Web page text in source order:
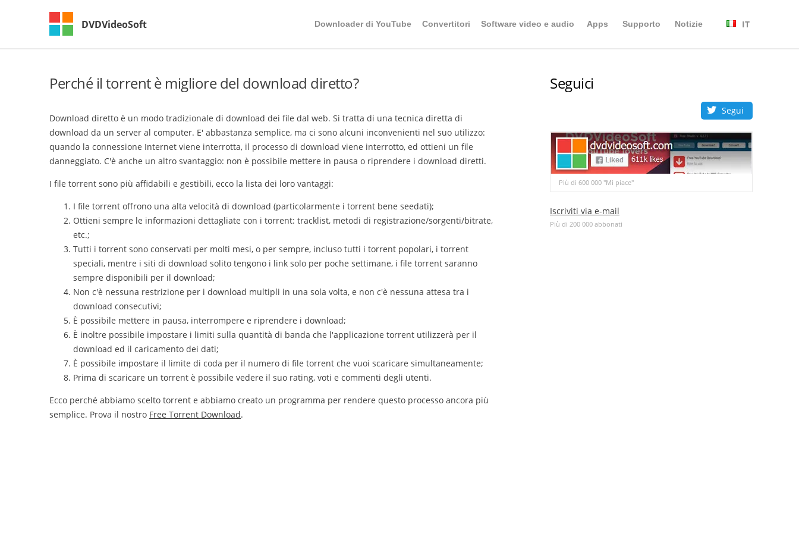
DVDVideoSoft Downloader di YouTube Convertitori Software video e audio Apps Supporto Notizie IT
Perché il torrent è migliore del download diretto?
Download diretto è un modo tradizionale di download dei file dal web. Si tratta di una tecnica diretta di
download da un server al computer. E' abbastanza semplice, ma ci sono alcuni inconvenienti nel suo utilizzo:
quando la connessione Internet viene interrotta, il processo di download viene interrotto, ed ottieni un file
danneggiato. C'è anche un altro svantaggio: non è possibile mettere in pausa o riprendere i download diretti.
I file torrent sono più affidabili e gestibili, ecco la lista dei loro vantaggi:
I file torrent offrono una alta velocità di download (particolarmente i torrent bene seedati);
Ottieni sempre le informazioni dettagliate con i torrent: tracklist, metodi di registrazione/sorgenti/bitrate,
etc.;
Tutti i torrent sono conservati per molti mesi, o per sempre, incluso tutti i torrent popolari, i torrent
speciali, mentre i siti di download solito tengono i link solo per poche settimane, i file torrent saranno
sempre disponibili per il download;
Non c'è nessuna restrizione per i download multipli in una sola volta, e non c'è nessuna attesa tra i
download consecutivi;
È possibile mettere in pausa, interrompere e riprendere i download;
È inoltre possibile impostare i limiti sulla quantità di banda che l'applicazione torrent utilizzerà per il
download ed il caricamento dei dati;
È possibile impostare il limite di coda per il numero di file torrent che vuoi scaricare simultaneamente;
Prima di scaricare un torrent è possibile vedere il suo rating, voti e commenti degli utenti.
Ecco perché abbiamo scelto torrent e abbiamo creato un programma per rendere questo processo ancora più
semplice. Prova il nostro Free Torrent Download.
Seguici
Segui
Più di 600 000 "Mi piace"
Iscriviti via e-mail
Più di 200 000 abbonati